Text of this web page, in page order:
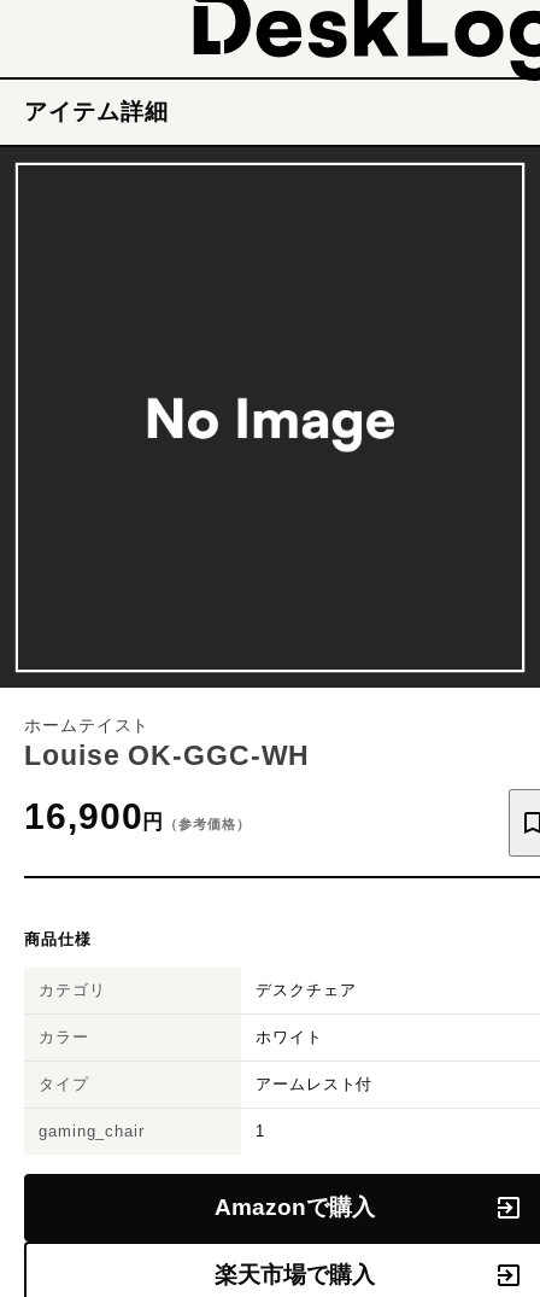
アイテム詳細
ホームテイスト
Louise OK-GGC-WH
16,900 円 （参考価格）
商品仕様
カテゴリ デスクチェア
カラー ホワイト
タイプ アームレスト付
gaming_chair 1
Amazonで購入
楽天市場で購入